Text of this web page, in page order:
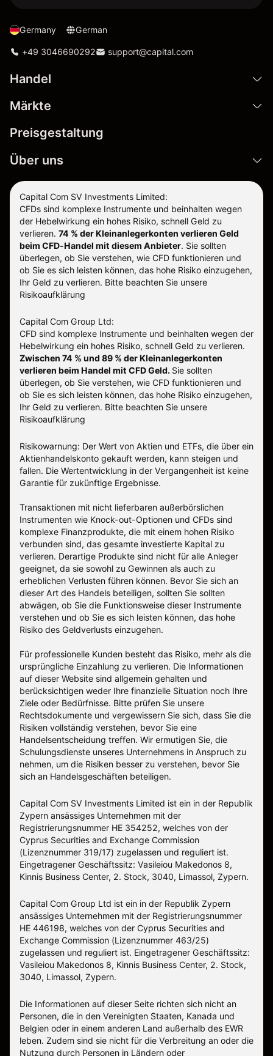
Germany German
+49 3046690292 support@capital.com
Handel
Märkte
Preisgestaltung
Über uns
Capital Com SV Investments Limited:
CFDs sind komplexe Instrumente und beinhalten wegen
der Hebelwirkung ein hohes Risiko, schnell Geld zu
verlieren. 74 % der Kleinanlegerkonten verlieren Geld
beim CFD-Handel mit diesem Anbieter. Sie sollten
überlegen, ob Sie verstehen, wie CFD funktionieren und
ob Sie es sich leisten können, das hohe Risiko einzugehen,
Ihr Geld zu verlieren. Bitte beachten Sie unsere
Risikoaufklärung
Capital Com Group Ltd:
CFD sind komplexe Instrumente und beinhalten wegen der
Hebelwirkung ein hohes Risiko, schnell Geld zu verlieren.
Zwischen 74 % und 89 % der Kleinanlegerkonten
verlieren beim Handel mit CFD Geld. Sie sollten
überlegen, ob Sie verstehen, wie CFD funktionieren und
ob Sie es sich leisten können, das hohe Risiko einzugehen,
Ihr Geld zu verlieren. Bitte beachten Sie unsere
Risikoaufklärung
Risikowarnung: Der Wert von Aktien und ETFs, die über ein
Aktienhandelskonto gekauft werden, kann steigen und
fallen. Die Wertentwicklung in der Vergangenheit ist keine
Garantie für zukünftige Ergebnisse.
Transaktionen mit nicht lieferbaren außerbörslichen
Instrumenten wie Knock-out-Optionen und CFDs sind
komplexe Finanzprodukte, die mit einem hohen Risiko
verbunden sind, das gesamte investierte Kapital zu
verlieren. Derartige Produkte sind nicht für alle Anleger
geeignet, da sie sowohl zu Gewinnen als auch zu
erheblichen Verlusten führen können. Bevor Sie sich an
dieser Art des Handels beteiligen, sollten Sie sollten
abwägen, ob Sie die Funktionsweise dieser Instrumente
verstehen und ob Sie es sich leisten können, das hohe
Risiko des Geldverlusts einzugehen.
Für professionelle Kunden besteht das Risiko, mehr als die
ursprüngliche Einzahlung zu verlieren. Die Informationen
auf dieser Website sind allgemein gehalten und
berücksichtigen weder Ihre finanzielle Situation noch Ihre
Ziele oder Bedürfnisse. Bitte prüfen Sie unsere
Rechtsdokumente und vergewissern Sie sich, dass Sie die
Risiken vollständig verstehen, bevor Sie eine
Handelsentscheidung treffen. Wir ermutigen Sie, die
Schulungsdienste unseres Unternehmens in Anspruch zu
nehmen, um die Risiken besser zu verstehen, bevor Sie
sich an Handelsgeschäften beteiligen.
Capital Com SV Investments Limited ist ein in der Republik
Zypern ansässiges Unternehmen mit der
Registrierungsnummer HE 354252, welches von der
Cyprus Securities and Exchange Commission
(Lizenznummer 319/17) zugelassen und reguliert ist.
Eingetragener Geschäftssitz: Vasileiou Makedonos 8,
Kinnis Business Center, 2. Stock, 3040, Limassol, Zypern.
Capital Com Group Ltd ist ein in der Republik Zypern
ansässiges Unternehmen mit der Registrierungsnummer
ΗΕ 446198, welches von der Cyprus Securities and
Exchange Commission (Lizenznummer 463/25)
zugelassen und reguliert ist. Eingetragener Geschäftssitz:
Vasileiou Makedonos 8, Kinnis Business Center, 2. Stock,
3040, Limassol, Zypern.
Die Informationen auf dieser Seite richten sich nicht an
Personen, die in den Vereinigten Staaten, Kanada und
Belgien oder in einem anderen Land außerhalb des EWR
leben. Zudem sind sie nicht für die Verbreitung an oder die
Nutzung durch Personen in Ländern oder